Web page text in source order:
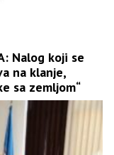
Nalog koji se
na klanje,
sa zemljom“